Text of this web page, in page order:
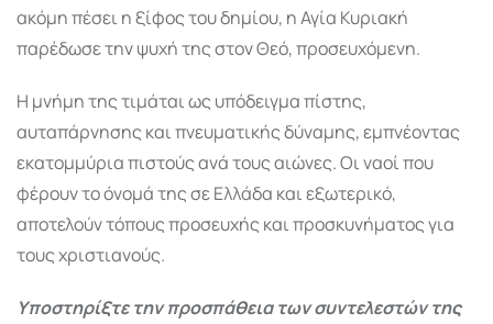
ακόμη πέσει η ξίφος του δημίου, η Αγία Κυριακή
παρέδωσε την ψυχή της στον Θεό, προσευχόμενη.
Η μνήμη της τιμάται ως υπόδειγμα πίστης,
αυταπάρνησης και πνευματικής δύναμης, εμπνέοντας
εκατομμύρια πιστούς ανά τους αιώνες. Οι ναοί που
φέρουν το όνομά της σε Ελλάδα και εξωτερικό,
αποτελούν τόπους προσευχής και προσκυνήματος για
τους χριστιανούς.
Υποστηρίξτε την προσπάθεια των συντελεστών της